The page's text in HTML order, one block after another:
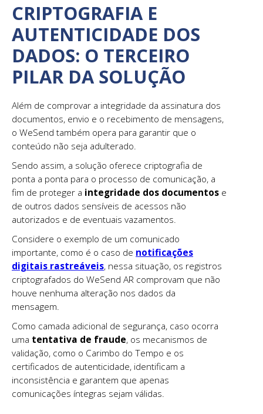
CRIPTOGRAFIA E
AUTENTICIDADE DOS
DADOS: O TERCEIRO
PILAR DA SOLUÇÃO
Além de comprovar a integridade da assinatura dos
documentos, envio e o recebimento de mensagens,
o WeSend também opera para garantir que o
conteúdo não seja adulterado.
Sendo assim, a solução oferece criptografia de
ponta a ponta para o processo de comunicação, a
fim de proteger a integridade dos documentos e
de outros dados sensíveis de acessos não
autorizados e de eventuais vazamentos.
Considere o exemplo de um comunicado
importante, como é o caso de notificações
digitais rastreáveis, nessa situação, os registros
criptografados do WeSend AR comprovam que não
houve nenhuma alteração nos dados da
mensagem.
Como camada adicional de segurança, caso ocorra
uma tentativa de fraude, os mecanismos de
validação, como o Carimbo do Tempo e os
certificados de autenticidade, identificam a
inconsistência e garantem que apenas
comunicações íntegras sejam válidas.